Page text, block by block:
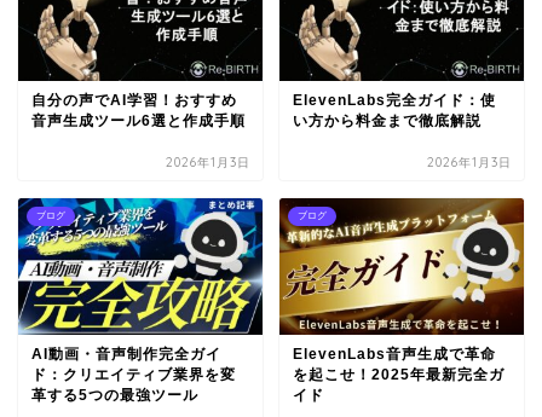
自分の声でAI学習！おすすめ
音声生成ツール6選と作成手順
2026年1月3日
ElevenLabs完全ガイド：使
い方から料金まで徹底解説
2026年1月3日
ブログ
AI動画・音声制作完全ガイ
ド：クリエイティブ業界を変
革する5つの最強ツール
ブログ
ElevenLabs音声生成で革命
を起こせ！2025年最新完全ガ
イド